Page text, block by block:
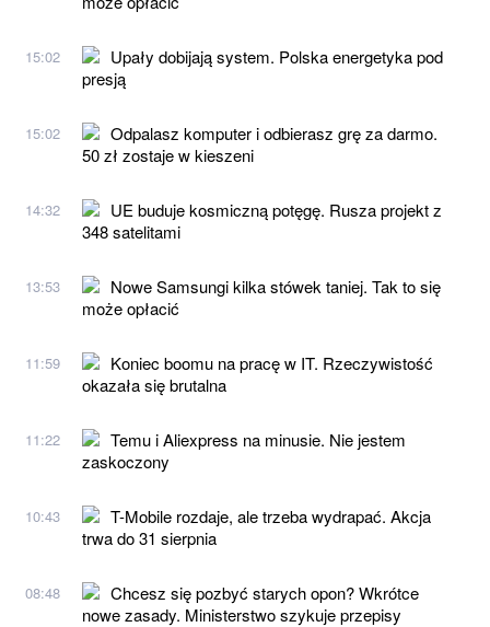
15:02
Upały dobijają system. Polska energetyka pod
presją
15:02
Odpalasz komputer i odbierasz grę za darmo.
50 zł zostaje w kieszeni
14:32
UE buduje kosmiczną potęgę. Rusza projekt z
348 satelitami
13:53
Nowe Samsungi kilka stówek taniej. Tak to się
może opłacić
11:59
Koniec boomu na pracę w IT. Rzeczywistość
okazała się brutalna
11:22
Temu i Aliexpress na minusie. Nie jestem
zaskoczony
10:43
T-Mobile rozdaje, ale trzeba wydrapać. Akcja
trwa do 31 sierpnia
08:48
Chcesz się pozbyć starych opon? Wkrótce
nowe zasady. Ministerstwo szykuje przepisy